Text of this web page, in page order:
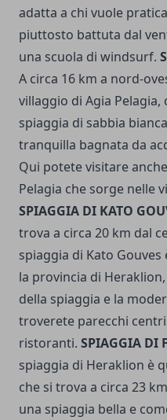
adatta a chi vuole
piuttosto battuta dal
una scuola di windsurf.
A circa 16 km a nord-
villaggio di Agia Pelagia,
spiaggia di sabbia
tranquilla bagnata da
Qui potete visitare
Pelagia che sorge nelle
SPIAGGIA DI KATO
trova a circa 20 km dal
spiaggia di Kato
la provincia di
della spiaggia e la
troverete parecchi
ristoranti. SPIAGGIA DI
spiaggia di Heraklion è
che si trova a circa 23
una spiaggia bella e